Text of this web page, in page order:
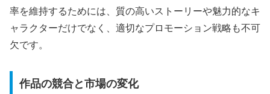
率を維持するためには、質の高いストーリーや魅力的なキ
ャラクターだけでなく、適切なプロモーション戦略も不可
欠です。
作品の競合と市場の変化